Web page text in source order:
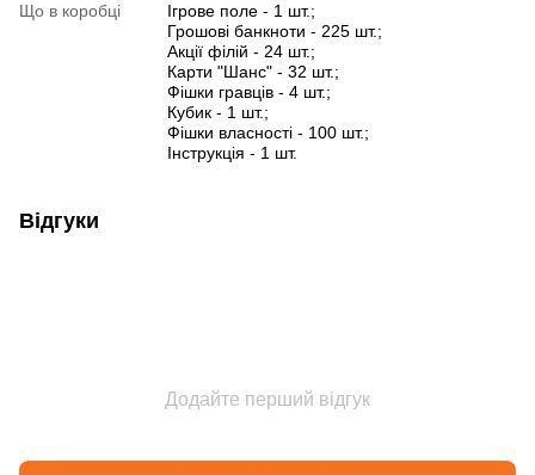
Що в коробці
Iгрове поле - 1 шт.;
Грошовi банкноти - 225 шт.;
Акцiї фiлiй - 24 шт.;
Карти "Шанс" - 32 шт.;
Фiшки гравцiв - 4 шт.;
Кубик - 1 шт.;
Фiшки власностi - 100 шт.;
Iнструкцiя - 1 шт.
Відгуки
Додайте перший відгук